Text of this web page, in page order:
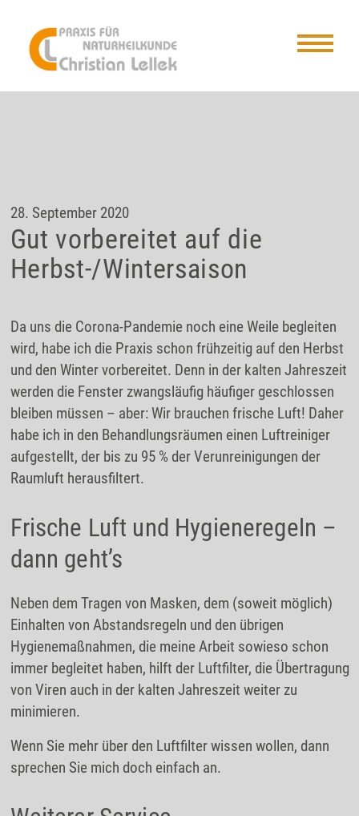
28. September 2020
Gut vorbereitet auf die
Herbst-/Wintersaison
Da uns die Corona-Pandemie noch eine Weile begleiten
wird, habe ich die Praxis schon frühzeitig auf den Herbst
und den Winter vorbereitet. Denn in der kalten Jahreszeit
werden die Fenster zwangsläufig häufiger geschlossen
bleiben müssen – aber: Wir brauchen frische Luft! Daher
habe ich in den Behandlungsräumen einen Luftreiniger
aufgestellt, der bis zu 95 % der Verunreinigungen der
Raumluft herausfiltert.
Frische Luft und Hygieneregeln –
dann geht’s
Neben dem Tragen von Masken, dem (soweit möglich)
Einhalten von Abstandsregeln und den übrigen
Hygienemaßnahmen, die meine Arbeit sowieso schon
immer begleitet haben, hilft der Luftfilter, die Übertragung
von Viren auch in der kalten Jahreszeit weiter zu
minimieren.
Wenn Sie mehr über den Luftfilter wissen wollen, dann
sprechen Sie mich doch einfach an.